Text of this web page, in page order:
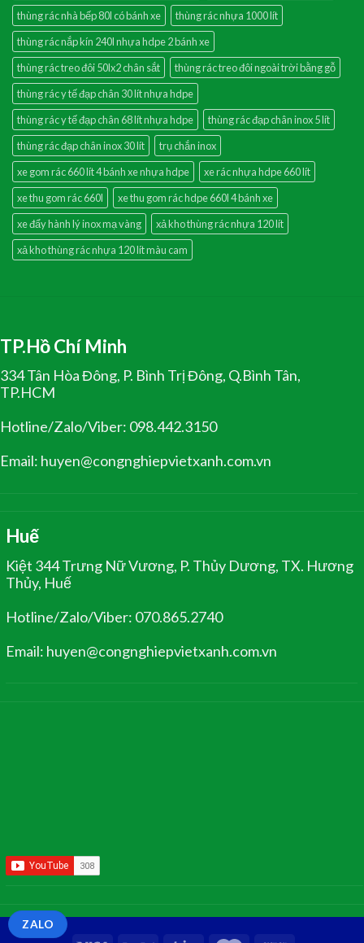
thùng rác nhà bếp 80l có bánh xe
thùng rác nhựa 1000 lít
thùng rác nắp kín 240l nhựa hdpe 2 bánh xe
thùng rác treo đôi 50lx2 chân sắt
thùng rác treo đôi ngoài trời bằng gỗ
thùng rác y tế đạp chân 30 lít nhựa hdpe
thùng rác y tế đạp chân 68 lít nhựa hdpe
thùng rác đạp chân inox 5 lít
thùng rác đạp chân inox 30 lít
trụ chắn inox
xe gom rác 660 lít 4 bánh xe nhựa hdpe
xe rác nhựa hdpe 660 lít
xe thu gom rác 660l
xe thu gom rác hdpe 660l 4 bánh xe
xe đẩy hành lý inox mạ vàng
xả kho thùng rác nhựa 120 lít
xả kho thùng rác nhựa 120 lít màu cam
TP.Hồ Chí Minh
334 Tân Hòa Đông, P. Bình Trị Đông, Q.Bình Tân,
TP.HCM
Hotline/Zalo/Viber: 098.442.3150
Email: huyen@congnghiepvietxanh.com.vn
Huế
Kiệt 344 Trưng Nữ Vương, P. Thủy Dương, TX. Hương
Thủy, Huế
Hotline/Zalo/Viber: 070.865.2740
Email: huyen@congnghiepvietxanh.com.vn
ZALO